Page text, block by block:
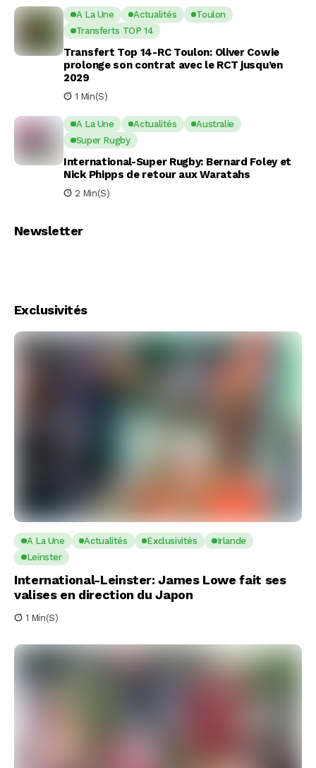
A La Une Actualités
Toulon
Transferts TOP 14
Transfert Top 14-RC Toulon: Oliver Cowie
prolonge son contrat avec le RCT jusqu’en
2029
1 Min(s)
A La Une Actualités
Australie
Super Rugby
International-Super Rugby: Bernard Foley et
Nick Phipps de retour aux Waratahs
2 Min(s)
Newsletter
Exclusivités
A La Une Actualités Exclusivités
Irlande
Leinster
International-Leinster: James Lowe fait ses
valises en direction du Japon
1 Min(s)